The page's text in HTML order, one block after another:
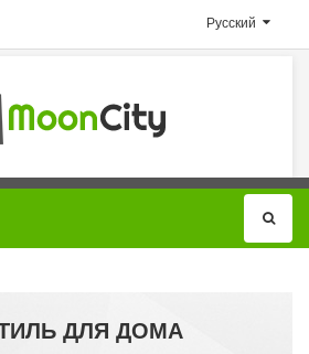
Русский
ДЛЯ ДОМА